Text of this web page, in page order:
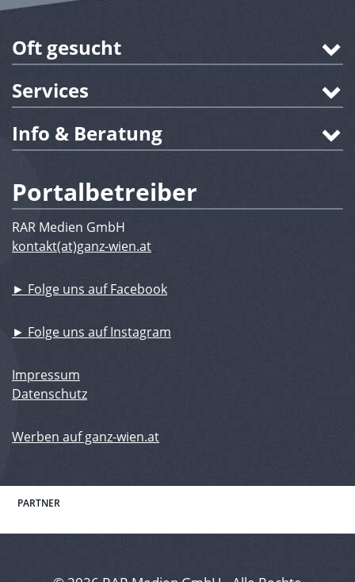
Oft gesucht
Services
Info & Beratung
Portalbetreiber
RAR Medien GmbH
kontakt(at)ganz-wien.at
► Folge uns auf Facebook
► Folge uns auf Instagram
Impressum
Datenschutz
Werben auf ganz-wien.at
PARTNER